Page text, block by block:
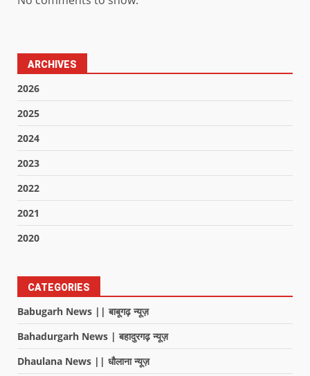
ARCHIVES
2026
2025
2024
2023
2022
2021
2020
CATEGORIES
Babugarh News || बाबूगढ़ न्यूज़
Bahadurgarh News | बहादुरगढ़ न्यूज़
Dhaulana News || धौलाना न्यूज़